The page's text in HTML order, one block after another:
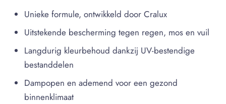
Unieke formule, ontwikkeld door Cralux
Uitstekende bescherming tegen regen, mos en vuil
Langdurig kleurbehoud dankzij UV-bestendige
bestanddelen
Dampopen en ademend voor een gezond
binnenklimaat